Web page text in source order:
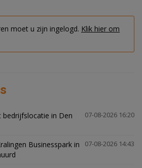
moet u zijn ingelogd. Klik hier om
07-08-2026 16:20
bedrijfslocatie in Den
07-08-2026 14:43
Businesspark in